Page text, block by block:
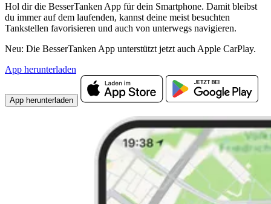
Hol dir die BesserTanken App für dein Smartphone. Damit bleibst
du immer auf dem laufenden, kannst deine meist besuchten
Tankstellen favorisieren und auch von unterwegs navigieren.
Neu: Die BesserTanken App unterstützt jetzt auch Apple CarPlay.
App herunterladen
App herunterladen